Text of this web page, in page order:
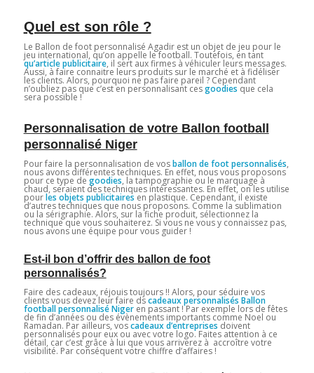
Quel est son rôle ?
Le Ballon de foot personnalisé Agadir est un objet de jeu pour le
jeu international, qu’on appelle le football. Toutefois, en tant
qu’article publicitaire, il sert aux firmes à véhiculer leurs messages.
Aussi, à faire connaitre leurs produits sur le marché et à fidéliser
les clients. Alors, pourquoi ne pas faire pareil ? Cependant
n’oubliez pas que c’est en personnalisant cesgoodies que cela
sera possible !
Personnalisation de votre Ballon football
personnalisé Niger
Pour faire la personnalisation de vosballon de foot personnalisés,
nous avons différentes techniques. En effet, nous vous proposons
pour ce type de goodies, la tampographie ou le marquage à
chaud, seraient des techniques intéressantes. En effet, on les utilise
pourles objets publicitaires en plastique. Cependant, il existe
d’autres techniques que nous proposons. Comme la sublimation
ou la sérigraphie. Alors, sur la fiche produit, sélectionnez la
technique que vous souhaiterez. Si vous ne vous y connaissez pas,
nous avons une équipe pour vous guider !
Est-il bon d’offrir des ballon de foot
personnalisés?
Faire des cadeaux, réjouis toujours !! Alors, pour séduire vos
clients vous devez leur faire dscadeaux personnalisés Ballon
football personnalisé Nigeren passant ! Par exemple lors de fêtes
de fin d’années ou des évènements importants comme Noel ou
Ramadan. Par ailleurs, voscadeaux d’entreprises doivent
personnalisés pour eux ou avec votre logo. Faites attention à ce
détail, car c’est grâce à lui que vous arriverez à accroître votre
visibilité. Par conséquent votre chiffre d’affaires !